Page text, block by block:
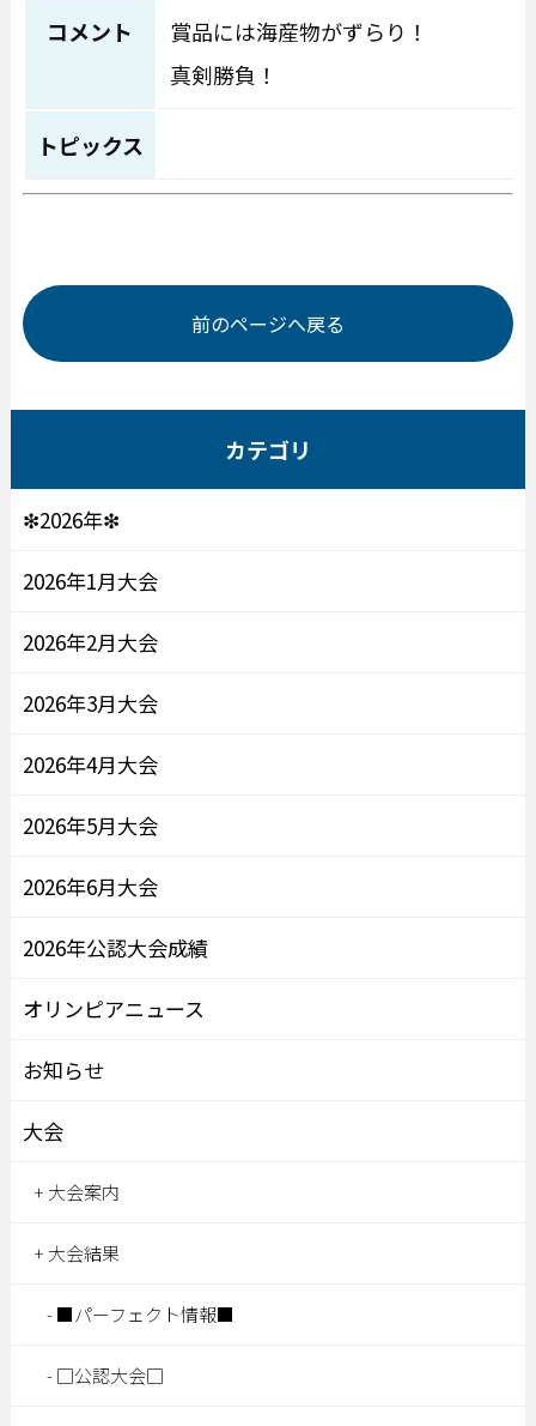
コメント
賞品には海産物がずらり！
真剣勝負！
トピックス
前のページへ戻る
カテゴリ
❇2026年❇
2026年1月大会
2026年2月大会
2026年3月大会
2026年4月大会
2026年5月大会
2026年6月大会
2026年公認大会成績
オリンピアニュース
お知らせ
大会
大会案内
大会結果
■パーフェクト情報■
□公認大会□